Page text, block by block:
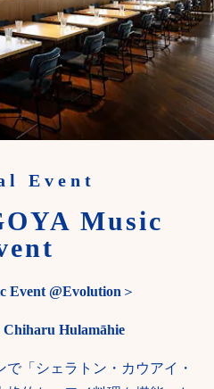
Event
Music
Event @Evolution＞
Hulamāhie
「シェラトン・カウアイ・